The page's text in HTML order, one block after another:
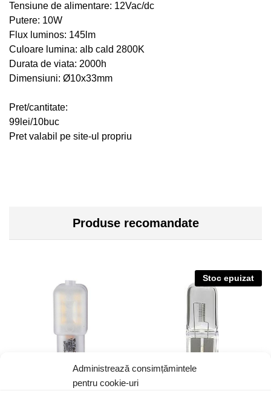
Administrează consimțămintele
pentru cookie-uri
Tensiune de alimentare: 12Vac/dc
Putere: 10W
Flux luminos: 145lm
Culoare lumina: alb cald 2800K
Durata de viata: 2000h
Dimensiuni: Ø10x33mm
Pret/cantitate:
99lei/10buc
Pret valabil pe site-ul propriu
Produse recomandate
Stoc epuizat